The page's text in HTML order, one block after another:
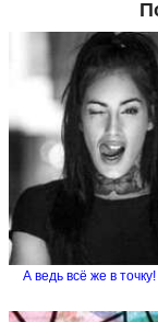
А ведь всё же в